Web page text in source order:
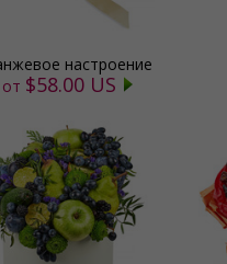
настроение
от $58.00 US